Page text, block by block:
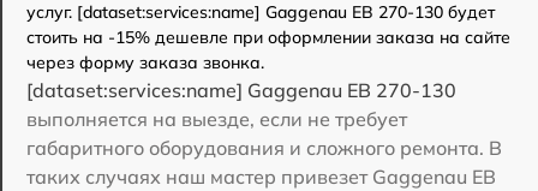
услуг. [dataset:services:name] Gaggenau EB 270-130 будет
стоить на -15% дешевле при оформлении заказа на сайте
через форму заказа звонка.
[dataset:services:name] Gaggenau EB 270-130
выполняется на выезде, если не требует
габаритного оборудования и сложного ремонта. В
таких случаях наш мастер привезет Gaggenau EB